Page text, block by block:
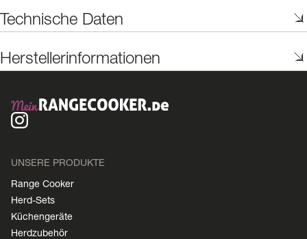
Technische Daten
Herstellerinformationen
UNSERE PRODUKTE
Range Cooker
Herd-Sets
Küchengeräte
Herdzubehör